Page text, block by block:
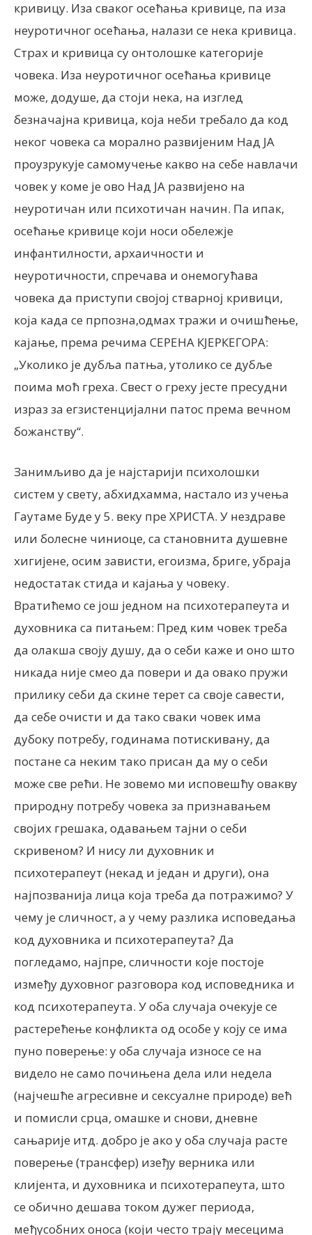
кривицу. Иза сваког осећања кривице, па иза
неуротичног осећања, налази се нека кривица.
Страх и кривица су онтолошке категорије
човека. Иза неуротичног осећања кривице
може, додуше, да стоји нека, на изглед
безначајна кривица, која неби требало да код
неког човека са морално развијеним Над ЈА
проузрукује самомучење какво на себе навлачи
човек у коме је ово Над ЈА развијено на
неуротичан или психотичан начин. Па ипак,
осећање кривице који носи обележје
инфантилности, архаичности и
неуротичности, спречава и онемогућава
човека да приступи својој стварној кривици,
која када се прпозна,одмах тражи и очишћење,
кајање, према речима СЕРЕНА КЈЕРКЕГОРА:
„Уколико је дубља патња, утолико се дубље
поима моћ греха. Свест о греху јесте пресудни
израз за егзистенцијални патос према вечном
божанству“.
Занимљиво да је најстарији психолошки
систем у свету, абхидхамма, настало из учења
Гаутаме Буде у 5. веку пре ХРИСТА. У нездраве
или болесне чиниоце, са становнита душевне
хигијене, осим зависти, егоизма, бриге, убраја
недостатак стида и кајања у човеку.
Вратићемо се још једном на психотерапеута и
духовника са питањем: Пред ким човек треба
да олакша своју душу, да о себи каже и оно што
никада није смео да повери и да овако пружи
прилику себи да скине терет са своје савести,
да себе очисти и да тако сваки човек има
дубоку потребу, годинама потискивану, да
постане са неким тако присан да му о себи
може све рећи. Не зовемо ми исповешћу овакву
природну потребу човека за признавањем
својих грешака, одавањем тајни о себи
скривеном? И нису ли духовник и
психотерапеут (некад и један и други), она
најпозванија лица која треба да потражимо? У
чему је сличност, а у чему разлика исповедања
код духовника и психотерапеута? Да
погледамо, најпре, сличности које постоје
између духовног разговора код исповедника и
код психотерапеута. У оба случаја очекује се
растерећење конфликта од особе у коју се има
пуно поверење: у оба случаја износе се на
видело не само почињена дела или недела
(најчешће агресивне и сексуалне природе) већ
и помисли срца, омашке и снови, дневне
сањарије итд. добро је ако у оба случаја расте
поверење (трансфер) изеђу верника или
клијента, и духовника и психотерапеута, што
се обично дешава током дужег периода,
међусобних оноса (који често трају месецима